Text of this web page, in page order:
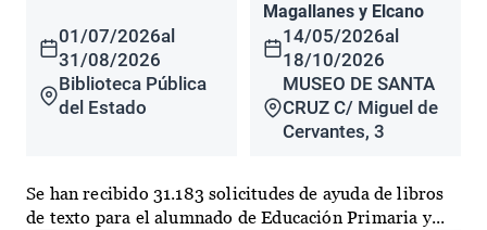
01/07/2026al
31/08/2026
Biblioteca Pública
del Estado
Magallanes y Elcano
14/05/2026al
18/10/2026
MUSEO DE SANTA
CRUZ C/ Miguel de
Cervantes, 3
Se han recibido 31.183 solicitudes de ayuda de libros
de texto para el alumnado de Educación Primaria y...